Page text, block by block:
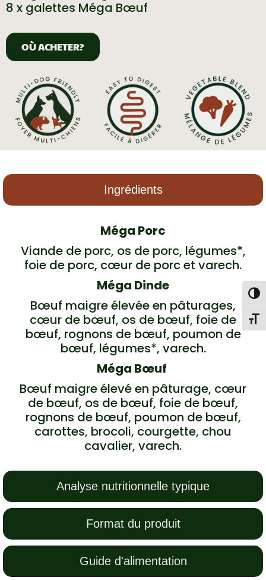
8 x galettes Méga Bœuf
OÙ ACHETER?
Ingrédients
Analyse nutritionnelle typique
Format du produit
Guide d'alimentation
Méga Porc
Viande de porc, os de porc, légumes*,
foie de porc, cœur de porc et varech.
Méga Dinde
Bœuf maigre élevée en pâturages,
cœur de bœuf, os de bœuf, foie de
bœuf, rognons de bœuf, poumon de
bœuf, légumes*, varech.
Méga Bœuf
Bœuf maigre élevé en pâturage, cœur
de bœuf, os de bœuf, foie de bœuf,
rognons de bœuf, poumon de bœuf,
carottes, brocoli, courgette, chou
cavalier, varech.